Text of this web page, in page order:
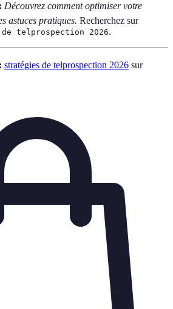
Découvrez comment optimiser votre
astuces pratiques. Recherchez sur
telprospection 2026.
stratégies de telprospection 2026 sur